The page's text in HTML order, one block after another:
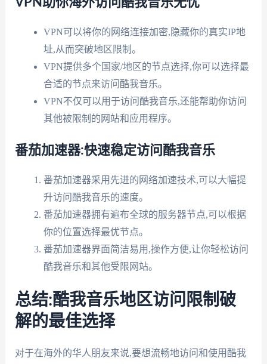
VPN可以将你的网络连接加密,隐藏你的真实IP地
址,从而突破地区限制。
VPN提供多个国家/地区的节点选择,你可以选择最
合适的节点来访问酷我音乐。
VPN不仅可以用于访问酷我音乐,还能帮助你访问
其他被限制的网站和应用程序。
番茄加速器:快速稳定访问酷我音乐
番茄加速器采用先进的网络加速技术,可以大幅提
升访问酷我音乐的速度。
番茄加速器拥有遍布全球的服务器节点,可以根据
你的位置选择最优节点。
番茄加速器界面简洁易用,操作方便,让你轻松访问
酷我音乐和其他受限网站。
总结:酷我音乐地区访问限制破
解的最佳选择
对于在海外的华人朋友来说,要想流畅地访问和使用酷我